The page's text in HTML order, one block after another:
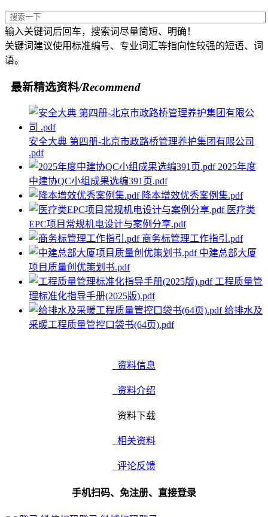
输入关键词后回车，搜索词尽量简短、明确！
关键词建议使用标准编号、专业词汇等指向性较强的短语、词
语。
最新精选资料/Recommend
安全大典 第四册-北京市政路桥管理养护集团有限公司
.pdf
2025年度
中建协QC小组成果选编391页.pdf
降本增效优秀案例集.pdf
医疗类
EPC项目常规机电设计与案例分享.pdf
商务标管理工作指引.pdf
中建总部大厦
项目质量创优策划书.pdf
工程质量管
理标准化指导手册(2025版).pdf
给排水及
采暖工程质量管控口袋书(64页).pdf
资料信息
资料介绍
资料下载
相关资料
评论反馈
手机扫码、免注册、直接登录